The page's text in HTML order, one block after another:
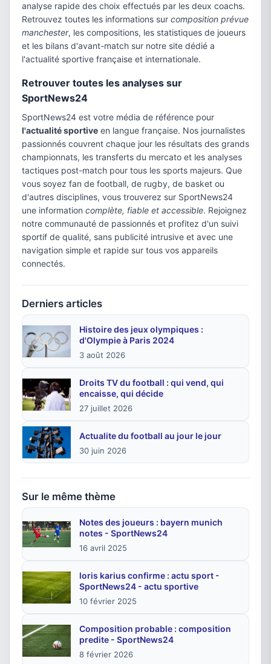
analyse rapide des choix effectués par les deux coachs.
Retrouvez toutes les informations sur composition prévue
manchester, les compositions, les statistiques de joueurs
et les bilans d'avant-match sur notre site dédié a
l'actualité sportive française et internationale.
Retrouver toutes les analyses sur
SportNews24
SportNews24 est votre média de référence pour
l'actualité sportive en langue française. Nos journalistes
passionnés couvrent chaque jour les résultats des grands
championnats, les transferts du mercato et les analyses
tactiques post-match pour tous les sports majeurs. Que
vous soyez fan de football, de rugby, de basket ou
d'autres disciplines, vous trouverez sur SportNews24
une information complète, fiable et accessible. Rejoignez
notre communauté de passionnés et profitez d'un suivi
sportif de qualité, sans publicité intrusive et avec une
navigation simple et rapide sur tous vos appareils
connectés.
Derniers articles
Histoire des jeux olympiques :
d'Olympie à Paris 2024
3 août 2026
Droits TV du football : qui vend, qui
encaisse, qui décide
27 juillet 2026
Actualite du football au jour le jour
30 juin 2026
Sur le même thème
Notes des joueurs : bayern munich
notes - SportNews24
16 avril 2025
loris karius confirme : actu sport -
SportNews24 - actu sportive
10 février 2025
Composition probable : composition
predite - SportNews24
8 février 2026